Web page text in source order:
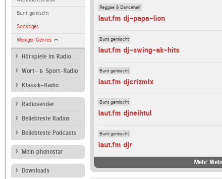
Bunt gemischt
Sonstiges
Weniger Genres
Hörspiele im Radio
Wort- & Sport-Radio
Klassik-Radio
Radiosender
Beliebteste Radios
Beliebteste Podcasts
Mein phonostar
Downloads
Reggae & Dancehall
laut.fm dj-papa-lion
Bunt gemischt
laut.fm dj-swing-ak-hits
Bunt gemischt
laut.fm djcrizmix
Bunt gemischt
laut.fm djneihtul
Bunt gemischt
laut.fm djr
Mehr